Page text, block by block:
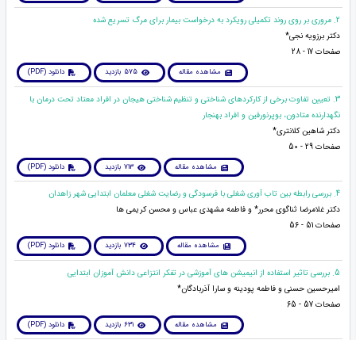
2. مروری بر روی روند تکمیلی رویکرد به درخواست بیمار برای مرگ تسریع شده
دکتر برزویه نجی*
صفحات 17 - 28
مشاهده مقاله 575 بازدید دانلود (PDF)
3. تعیین تفاوت برخی از کارکردهای شناختی و تنظیم شناختی هیجان در افراد معتاد تحت درمان با
نگهدارنده متادون، بوپرنورفین و افراد بهنجار
دکتر شاهین کلانتری*
صفحات 29 - 50
مشاهده مقاله 713 بازدید دانلود (PDF)
4. بررسی رابطه بین تاب آوری شغلی با فرسودگی و رضایت شغلی معلمان ابتدایی شهر زاهدان
دکتر غلامرضا ثناگوی محرر* و فاطمه مشهدی عباس و محسن کریمی ها
صفحات 51 - 56
مشاهده مقاله 734 بازدید دانلود (PDF)
5. بررسی تاثیر استفاده از انیمیشن های آموزشی در تفکر انتزاعی دانش آموزان ابتدایی
امیرحسین حسنی و فاطمه پودینه و سارا آذربادگان*
صفحات 57 - 65
مشاهده مقاله 631 بازدید دانلود (PDF)